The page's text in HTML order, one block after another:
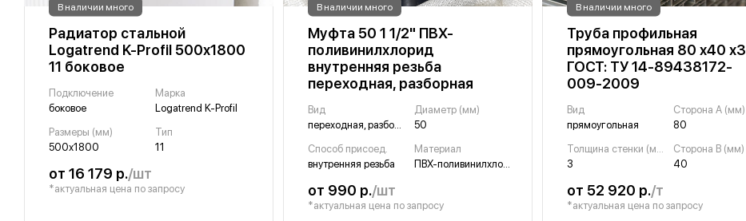
В наличии много
Радиатор стальной
Logatrend K-Profil 500х1800
11 боковое
Подключение
боковое
Марка
Logatrend K-Profil
Размеры (мм)
500х1800
Тип
11
от 16 179 р./шт
*актуальная цена по запросу
В наличии много
Муфта 50 1 1/2" ПВХ-
поливинилхлорид
внутренняя резьба
переходная, разборная
Вид
переходная, разборная
Диаметр (мм)
50
Способ присоед.
внутренняя резьба
Материал
ПВХ-поливинилхлорид
от 990 р./шт
*актуальная цена по запросу
В наличии много
Труба профильная
прямоугольная 80 х40 х3
ГОСТ: ТУ 14-89438172-
009-2009
Вид
прямоугольная
Сторона A (мм)
80
Толщина стенки (мм)
3
Сторона B (мм)
40
от 52 920 р./т
*актуальная цена по запросу